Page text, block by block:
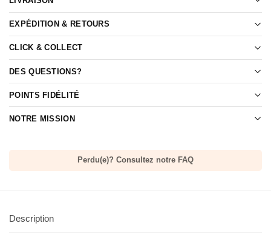
EXPÉDITION & RETOURS
CLICK & COLLECT
DES QUESTIONS?
POINTS FIDÉLITÉ
NOTRE MISSION
Perdu(e)? Consultez notre FAQ
Description